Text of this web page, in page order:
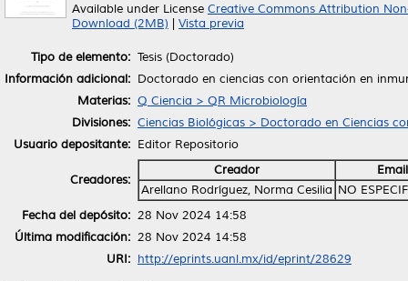
Available under License Creative Commons Attribution
Download (2MB)
Vista previa
Tipo de elemento: Tesis (Doctorado)
Información adicional: Doctorado en ciencias con orientación en
Materias: Q Ciencia > QR Microbiología
Divisiones: Ciencias Biológicas > Doctorado en Ciencias
Usuario depositante: Editor Repositorio
Creadores:
Creador
Email
Arellano Rodríguez, Norma Cesilia NO
Fecha del depósito: 28 Nov 2024 14:58
Última modificación: 28 Nov 2024 14:58
URI: http://eprints.uanl.mx/id/eprint/28629